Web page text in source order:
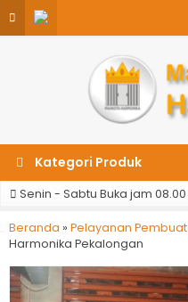
Kategori Produk
Senin - Sabtu Buka jam
Beranda » Pelayanan
Harmonika Pekalongan